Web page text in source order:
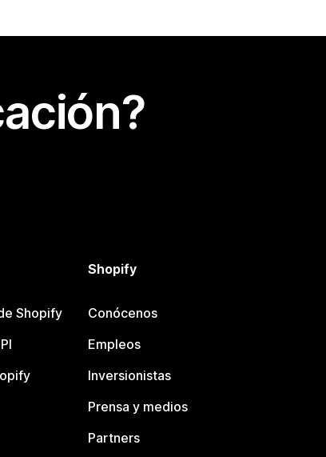
Shopify
Shopify
Conócenos
Empleos
Inversionistas
Prensa y medios
Partners